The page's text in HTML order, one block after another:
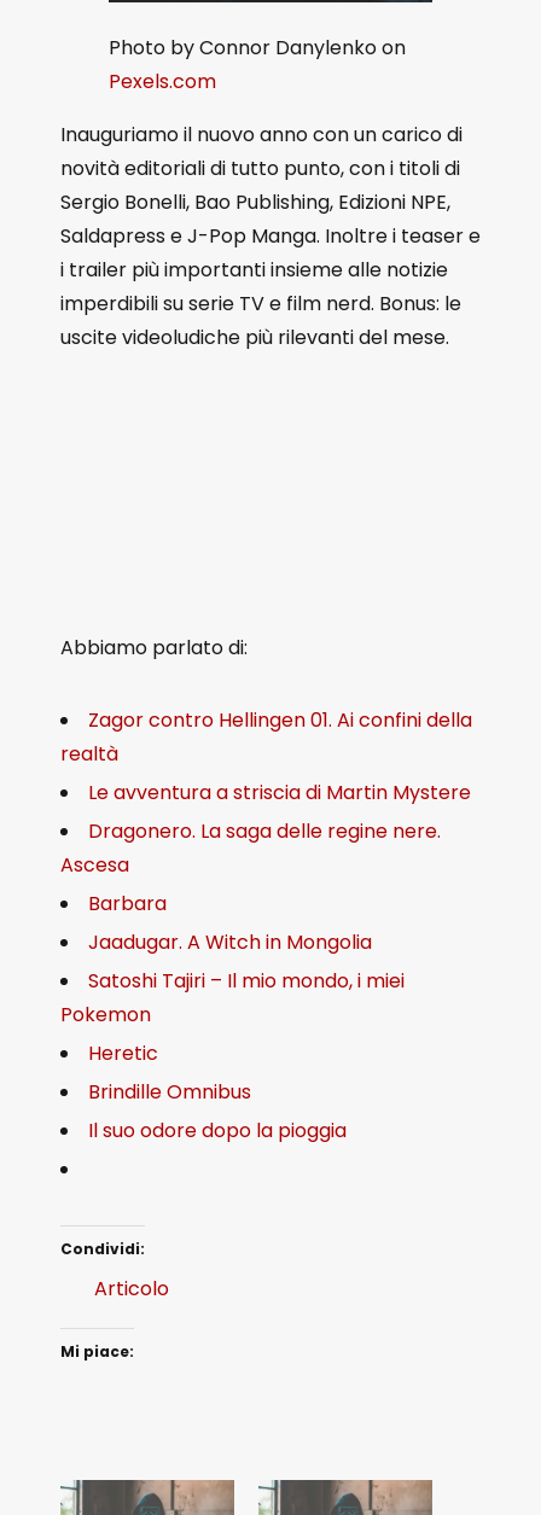
Photo by Connor Danylenko on
Pexels.com
Inauguriamo il nuovo anno con un carico di
novità editoriali di tutto punto, con i titoli di
Sergio Bonelli, Bao Publishing, Edizioni NPE,
Saldapress e J-Pop Manga. Inoltre i teaser e
i trailer più importanti insieme alle notizie
imperdibili su serie TV e film nerd. Bonus: le
uscite videoludiche più rilevanti del mese.
Abbiamo parlato di:
Zagor contro Hellingen 01. Ai confini della
realtà
Le avventura a striscia di Martin Mystere
Dragonero. La saga delle regine nere.
Ascesa
Barbara
Jaadugar. A Witch in Mongolia
Satoshi Tajiri – Il mio mondo, i miei
Pokemon
Heretic
Brindille Omnibus
Il suo odore dopo la pioggia
Condividi:
Articolo
Mi piace: